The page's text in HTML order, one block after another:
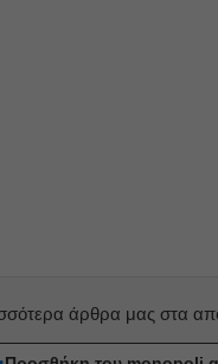
άρθρα μας στα